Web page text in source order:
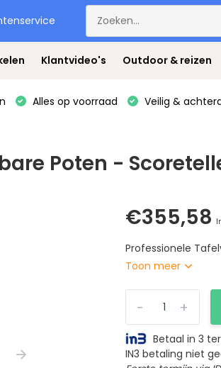
Klantvideo's Outdoor & reizen
Alles op voorraad Veilig &
Poten -
€355,58
Professionele
Toon meer
+
-
Betaal in 3
IN3 betaling niet